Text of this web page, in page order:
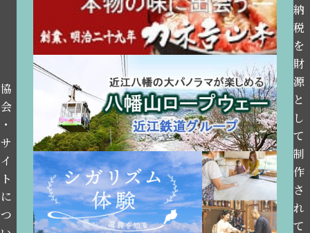
協
会
・
サ
イ
ト
に
つ
納
税
を
財
源
と
し
て
制
作
さ
れ
て